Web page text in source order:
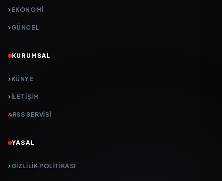
EKONOMİ
GÜNCEL
KURUMSAL
KÜNYE
İLETIŞIM
RSS SERVISI
YASAL
GIZLILIK POLITIKASI